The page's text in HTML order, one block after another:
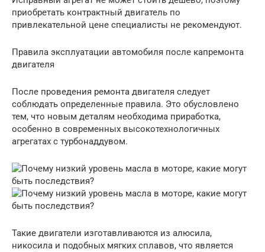
приобретать контрактный двигатель по
привлекательной цене специалисты не рекомендуют.
Правила эксплуатации автомобиля после капремонта
двигателя
После проведения ремонта двигателя следует
соблюдать определенные правила. Это обусловлено
тем, что новым деталям необходима приработка,
особенно в современных высокотехнологичных
агрегатах с турбонаддувом.
Такие двигатели изготавливаются из алюсила,
никосила и подобных мягких сплавов, что является